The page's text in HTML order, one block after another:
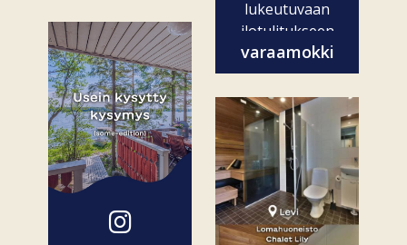
lukeutuvaan
ilotulitukseen
ovat vain...
varaamokki